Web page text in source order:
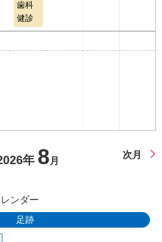
歯科
健診
年 8 月
次月
ンダー
足跡